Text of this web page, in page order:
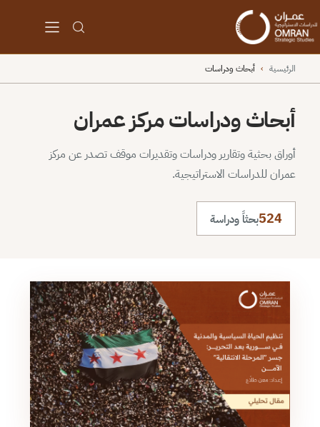
الرئيسية › أبحاث ودراسات
أبحاث ودراسات مركز عمران
أوراق بحثية وتقارير ودراسات وتقديرات موقف تصدر عن مركز
عمران للدراسات الاستراتيجية.
524بحثاً ودراسة